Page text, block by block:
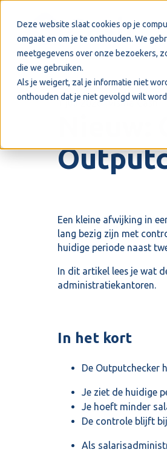
Deze website slaat cookies op je
omgaat en om je te onthouden. We
meetgegevens over onze bezoekers,
die we gebruiken.
Als je weigert, zal je informatie niet
onthouden dat je niet gevolgd wilt
1 juli 2026 Visma Cash
Een kleine afwijking in
lang bezig zijn met
huidige periode naast
In dit artikel lees je wat
administratiekantoren.
In het kort
De Outputchecker
Je ziet de huidige
Je hoeft minder
De controle blijft
Als